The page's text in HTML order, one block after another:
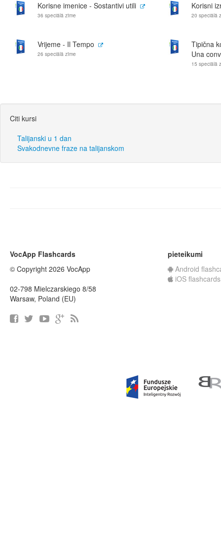
Korisne imenice - Sostantivi utili
36 speciālā zīme
Korisni
20 speciālā
Vrijeme - Il Tempo
26 speciālā zīme
Tipična
Una
15 speciālā
Citi kursi
Talijanski u 1 dan
Svakodnevne fraze na talijanskom
VocApp Flashcards
© Copyright 2026 VocApp
02-798 Mielczarskiego 8/58
Warsaw, Poland (EU)
pieteikumi
Android
iOS flashcards